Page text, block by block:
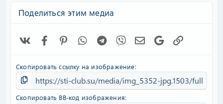
Поделиться этим медиа
FacebookPinterestWhatsAppTelegram
Viber Электронная почта
Google
Скопировать ссылку на изображение
Скопировать BB-код изображения